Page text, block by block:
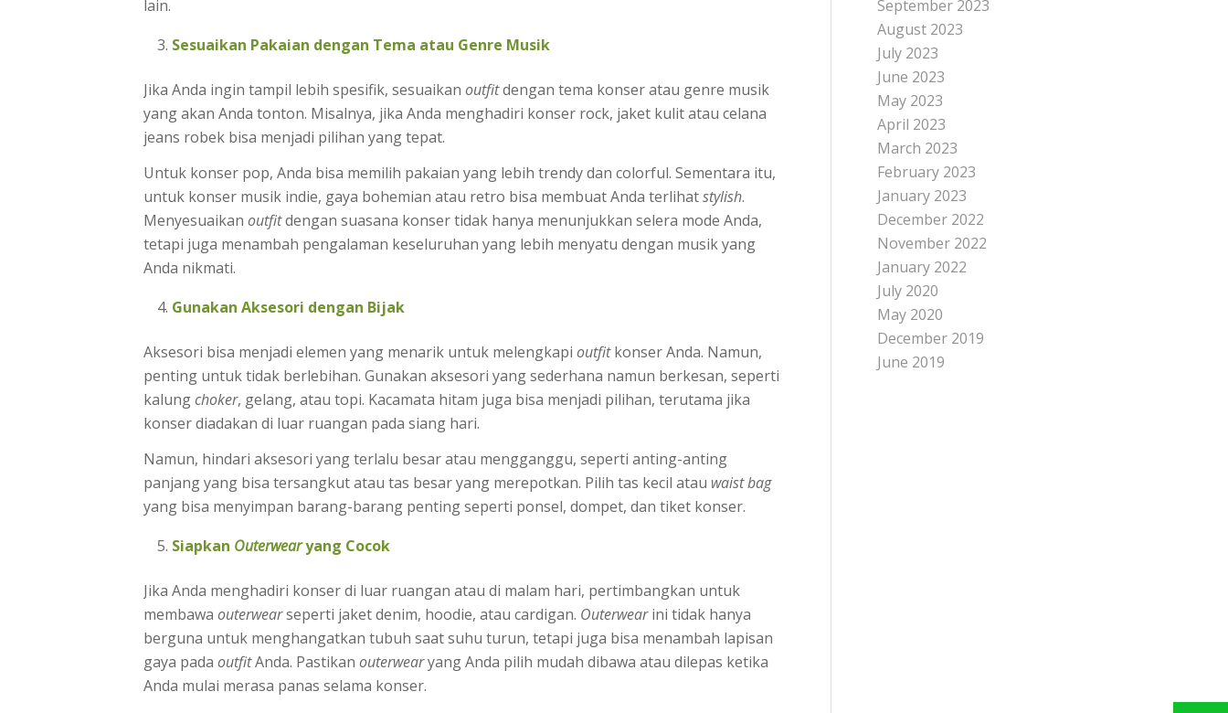
lain.
Sesuaikan Pakaian dengan Tema atau Genre Musik
Jika Anda ingin tampil lebih spesifik, sesuaikan outfitdengan tema konser atau genre musik
yang akan Anda tonton. Misalnya, jika Anda menghadiri konser rock, jaket kulit atau celana
jeans robek bisa menjadi pilihan yang tepat.
Untuk konser pop, Anda bisa memilih pakaian yang lebih trendy dan colorful. Sementara itu,
untuk konser musik indie, gaya bohemian atau retro bisa membuat Anda terlihatstylish.
Menyesuaikan outfitdengan suasana konser tidak hanya menunjukkan selera mode Anda,
tetapi juga menambah pengalaman keseluruhan yang lebih menyatu dengan musik yang
Anda nikmati.
Gunakan Aksesori dengan Bijak
Aksesori bisa menjadi elemen yang menarik untuk melengkapi outfitkonser Anda. Namun,
penting untuk tidak berlebihan. Gunakan aksesori yang sederhana namun berkesan, seperti
kalungchoker, gelang, atau topi. Kacamata hitam juga bisa menjadi pilihan, terutama jika
konser diadakan di luar ruangan pada siang hari.
Namun, hindari aksesori yang terlalu besar atau mengganggu, seperti anting-anting
panjang yang bisa tersangkut atau tas besar yang merepotkan. Pilih tas kecil atau waist bag
yang bisa menyimpan barang-barang penting seperti ponsel, dompet, dan tiket konser.
Siapkan Outerwearyang Cocok
Jika Anda menghadiri konser di luar ruangan atau di malam hari, pertimbangkan untuk
membawa outerwearseperti jaket denim, hoodie, atau cardigan. Outerwearini tidak hanya
berguna untuk menghangatkan tubuh saat suhu turun, tetapi juga bisa menambah lapisan
gaya pada outfitAnda. Pastikan outerwearyang Anda pilih mudah dibawa atau dilepas ketika
Anda mulai merasa panas selama konser.
September 2023
August 2023
July 2023
June 2023
May 2023
April 2023
March 2023
February 2023
January 2023
December 2022
November 2022
January 2022
July 2020
May 2020
December 2019
June 2019